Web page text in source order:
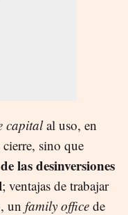
capitalal uso, en
sino que
las desinversiones
; ventajas de trabajar
un family office de